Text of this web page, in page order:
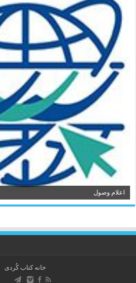
اعلام وصول
خانه کتاب كُردی